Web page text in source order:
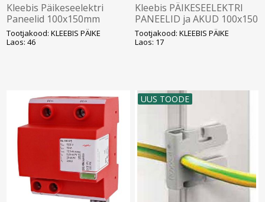
Kleebis Päikeseelektri
Paneelid 100x150mm
SOLAR
Tootjakood: KLEEBIS PÄIKE
Laos: 46
Kleebis PÄIKESEELEKTRI
PANEELID ja AKUD 100x150
SOLAR
Tootjakood: KLEEBIS PÄIKE
Laos: 17
UUS TOODE